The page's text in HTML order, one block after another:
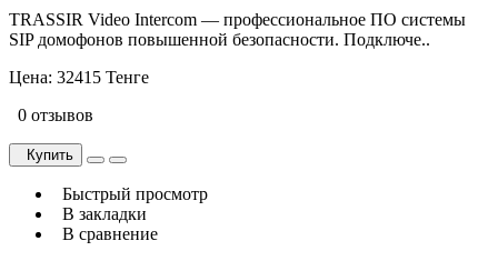
TRASSIR Video Intercom — профессиональное ПО системы
SIP домофонов повышенной безопасности. Подключе..
Цена: 32415 Тенге
0 отзывов
Купить
Быстрый просмотр
В закладки
В сравнение